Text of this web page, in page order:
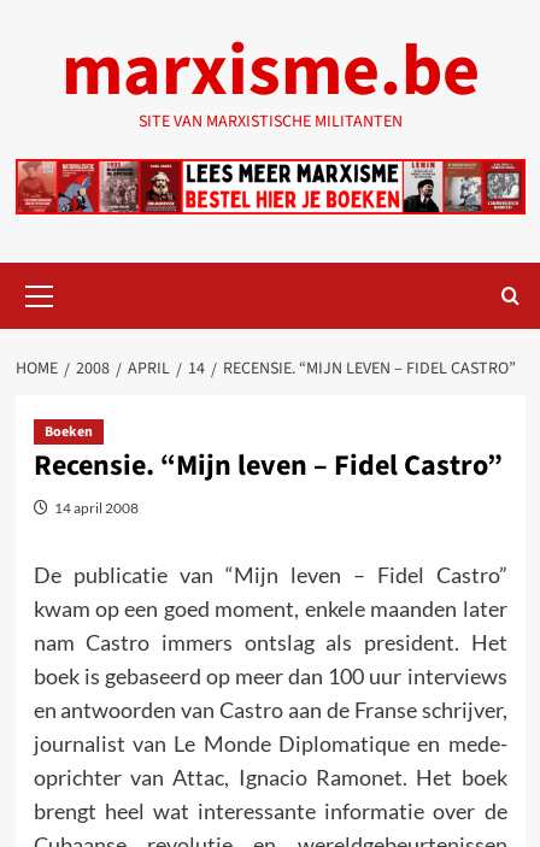
marxisme.be
SITE VAN MARXISTISCHE MILITANTEN
menu
HOME 2008 APRIL 14 RECENSIE. “MIJN LEVEN – FIDEL CASTRO”
Boeken
Recensie. “Mijn leven – Fidel Castro”
14 april 2008
De publicatie van “Mijn leven – Fidel Castro”
kwam op een goed moment, enkele maanden later
nam Castro immers ontslag als president. Het
boek is gebaseerd op meer dan 100 uur interviews
en antwoorden van Castro aan de Franse schrijver,
journalist van Le Monde Diplomatique en mede-
oprichter van Attac, Ignacio Ramonet. Het boek
brengt heel wat interessante informatie over de